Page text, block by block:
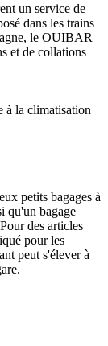
un service de
dans les trains
le OUIBAR
et de collations
à la climatisation
petits bagages à
qu'un bagage
des articles
pour les
peut s'élever à